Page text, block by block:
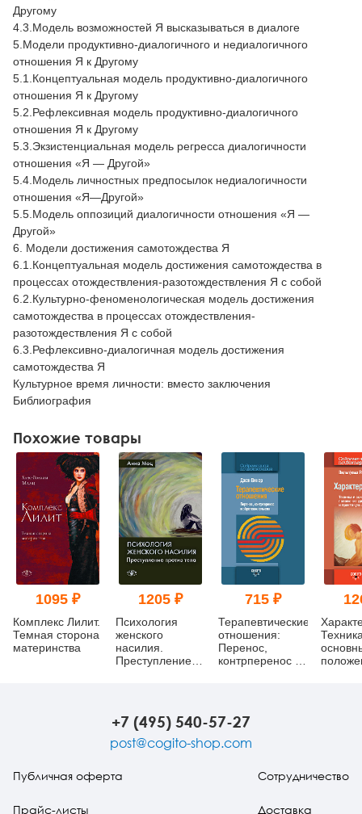
Другому
4.3.Модель возможностей Я высказываться в диалоге
5.Модели продуктивно-диалогичного и недиалогичного
отношения Я к Другому
5.1.Концептуальная модель продуктивно-диалогичного
отношения Я к Другому
5.2.Рефлексивная модель продуктивно-диалогичного
отношения Я к Другому
5.3.Экзистенциальная модель регресса диалогичности
отношения «Я — Другой»
5.4.Модель личностных предпосылок недиалогичности
отношения «Я—Другой»
5.5.Модель оппозиций диалогичности отношения «Я —
Другой»
6. Модели достижения самотождества Я
6.1.Концептуальная модель достижения самотождества в
процессах отождествления-разотождествления Я с собой
6.2.Культурно-феноменологическая модель достижения
самотождества в процессах отождествления-
разотождествления Я с собой
6.3.Рефлексивно-диалогичная модель достижения
самотождества Я
Культурное время личности: вместо заключения
Библиография
Похожие товары
1095 ₽
Комплекс Лилит.
Темная сторона
материнства
1205 ₽
Психология
женского
насилия.
Преступление
715 ₽
Терапевтические
отношения:
Перенос,
контрперенос и
+7 (495) 540-57-27
post@cogito-shop.com
Публичная оферта
Прайс-листы
Сотрудничество
Доставка